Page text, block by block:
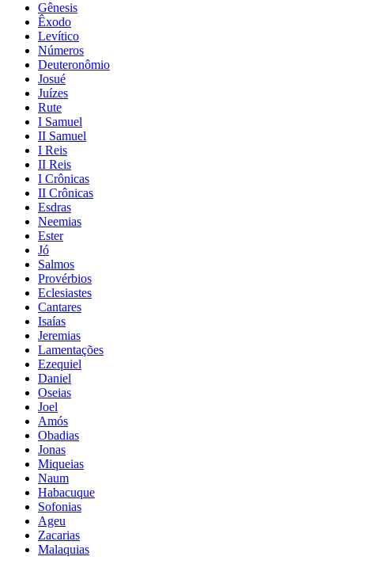
Gênesis
Êxodo
Levítico
Números
Deuteronômio
Josué
Juízes
Rute
I Samuel
II Samuel
I Reis
II Reis
I Crônicas
II Crônicas
Esdras
Neemias
Ester
Jó
Salmos
Provérbios
Eclesiastes
Cantares
Isaías
Jeremias
Lamentações
Ezequiel
Daniel
Oseias
Joel
Amós
Obadias
Jonas
Miqueias
Naum
Habacuque
Sofonias
Ageu
Zacarias
Malaquias